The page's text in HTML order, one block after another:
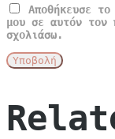
Αποθήκευσε
μου σε αυτόν τον
σχολιάσω.